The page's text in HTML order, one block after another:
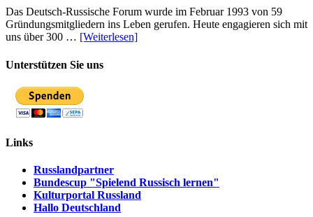
Das Deutsch-Russische Forum wurde im Februar 1993 von 59
Gründungsmitgliedern ins Leben gerufen. Heute engagieren sich mit
uns über 300 … [Weiterlesen]
Unterstützen Sie uns
Links
Russlandpartner
Bundescup "Spielend Russisch lernen"
Kulturportal Russland
Hallo Deutschland